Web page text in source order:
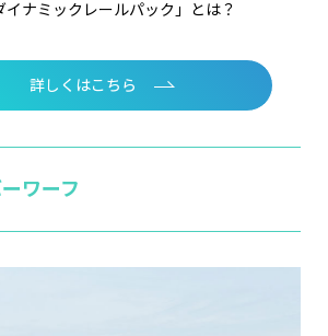
イナミックレールパック」とは？
詳しくはこちら
ワーフ